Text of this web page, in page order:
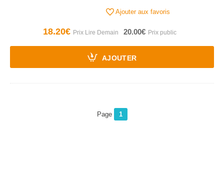
Ajouter aux favoris
18.20€ 20.00€
AJOUTER
Page 1